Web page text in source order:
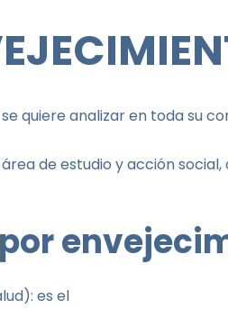
quiere analizar en toda su
de estudio y acción
: es el